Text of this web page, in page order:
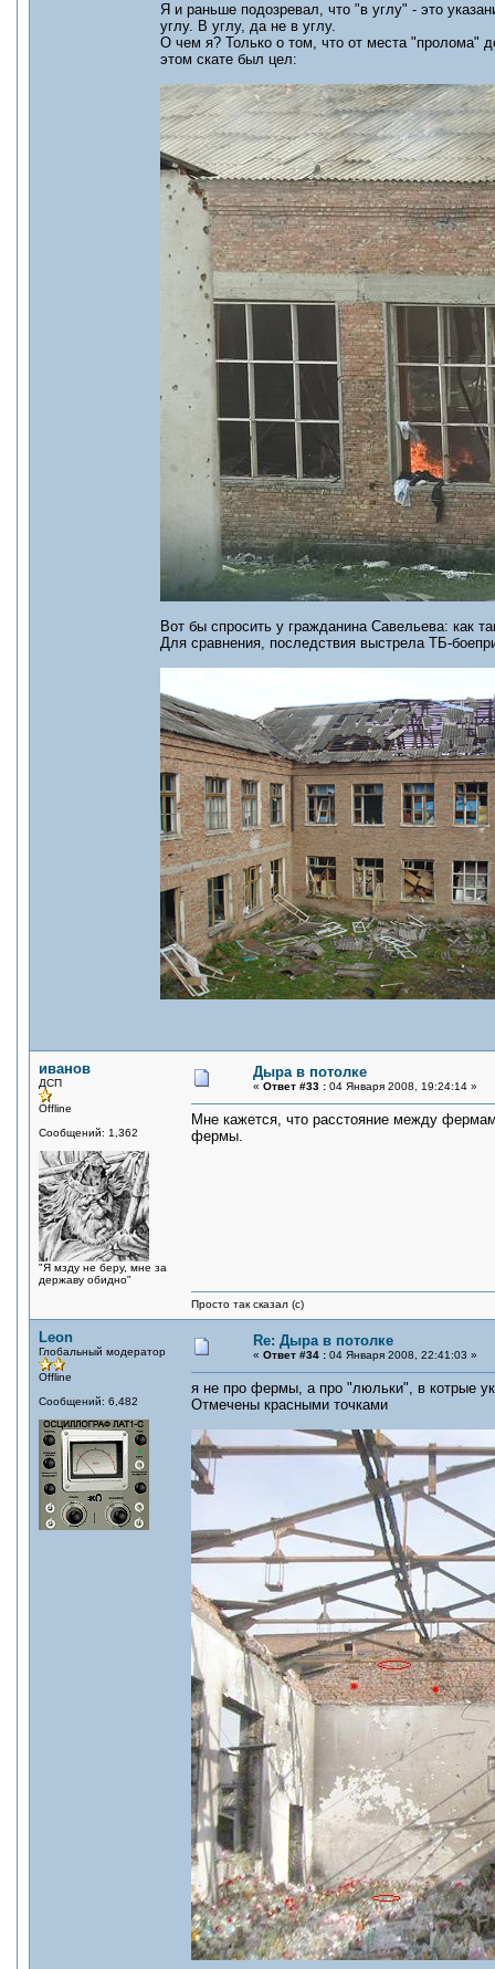
Я и раньше подозревал, что "в углу" - это
углу. В углу, да не в углу.
О чем я? Только о том, что от места "пролома"
этом скате был цел:
Вот бы спросить у гражданина Савельева: как
Для сравнения, последствия выстрела ТБ-
иванов
ДСП
Offline
Сообщений: 1,362
"Я мзду не беру, мне за
державу обидно"
Дыра в потолке
« Ответ #33 : 04 Января 2008, 19:24:14 »
Мне кажется, что расстояние между
фермы.
Просто так сказал (с)
Leon
Глобальный модератор
Offline
Сообщений: 6,482
Re: Дыра в потолке
« Ответ #34 : 04 Января 2008, 22:41:03 »
я не про фермы, а про "люльки", в котрые
Отмечены красными точками